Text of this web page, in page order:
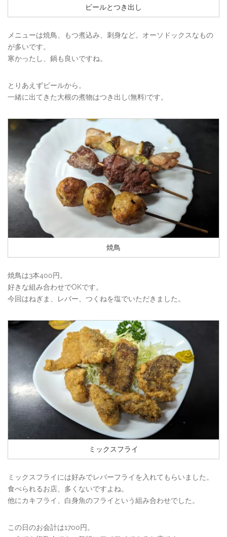
ビールとつき出し
メニューは焼鳥、もつ煮込み、刺身など。オーソドックスなもの
が多いです。
寒かったし、鍋も良いですね。
とりあえずビールから。
一緒に出てきた大根の煮物はつき出し(無料)です。
焼鳥
焼鳥は3本400円。
好きな組み合わせでOKです。
今回はねぎま、レバー、つくねを塩でいただきました。
ミックスフライ
ミックスフライには好みでレバーフライを入れてもらいました。
食べられるお店、多くないですよね。
他にカキフライ、白身魚のフライという組み合わせでした。
この日のお会計は1700円。